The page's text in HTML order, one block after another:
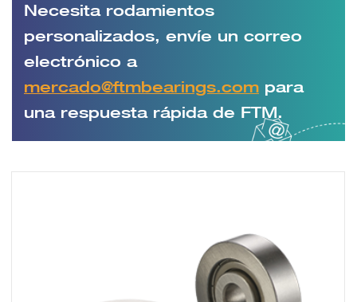
Necesita rodamientos
personalizados, envíe un correo
electrónico a
mercado@ftmbearings.com para
una respuesta rápida de FTM.